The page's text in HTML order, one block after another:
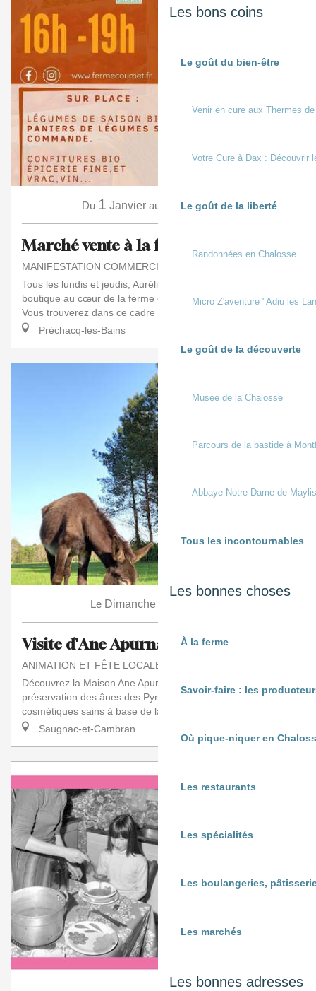
Les bons coins
Le goût du bien-être
Venir en cure aux Thermes
Votre Cure à Dax : Découvrir
Le goût de la liberté
Randonnées en Chalosse
Micro Z'aventure "Adiu les
Le goût de la découverte
Musée de la Chalosse
Parcours de la bastide à
Abbaye Notre Dame de Maylis
Tous les incontournables
Les bonnes choses
À la ferme
Savoir-faire : les
Où pique-niquer en
Les restaurants
Les spécialités
Les boulangeries,
Les marchés
Les bonnes adresses
Du 1 Janvier au Décembre
Marché vente à la ferme
MANIFESTATION COMMERCIALE
Tous les lundis et jeudis, Aurélie vous accueille dans sa
boutique au cœur de la ferme en maraîchage biologique.
Vous trouverez dans ce cadre agréable...
Préchacq-les-Bains
Le Dimanche
Visite d'Ane Apurna
ANIMATION ET FÊTE LOCALE
Découvrez la Maison Ane Apurna : un lieu unique dédié à la
préservation des ânes des Pyrénées et à la fabrication de
cosmétiques sains à base de lait...
Saugnac-et-Cambran